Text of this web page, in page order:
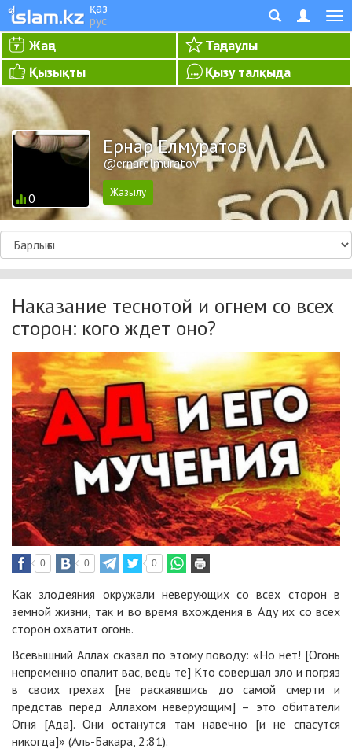
қаз
рус
Жаңа
Таңдаулы
Қызықты
Қызу талқыда
0
Ернар Елмуратов
@ernarelmuratov
Наказание теснотой и огнем со всех
сторон: кого ждет оно?
0 0 0
Как злодеяния окружали неверующих со всех сторон в
земной жизни, так и во время вхождения в Аду их со всех
сторон охватит огонь.
Всевышний Аллах сказал по этому поводу: «Но нет! [Огонь
непременно опалит вас, ведь те] Кто совершал зло и погряз
в своих грехах [не раскаявшись до самой смерти и
представ перед Аллахом неверующим] – это обитатели
Огня [Ада]. Они останутся там навечно [и не спасутся
никогда]» (Аль-Бакара, 2:81).